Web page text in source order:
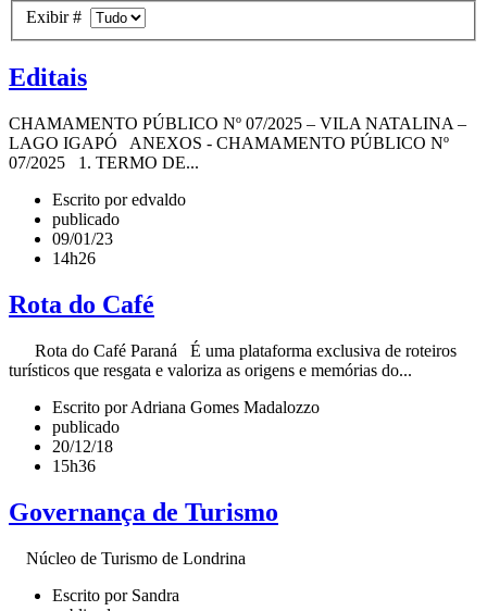
Exibir #
Editais
CHAMAMENTO PÚBLICO Nº 07/2025 – VILA NATALINA –
LAGO IGAPÓ ANEXOS - CHAMAMENTO PÚBLICO Nº
07/2025 1. TERMO DE...
Escrito por edvaldo
publicado
09/01/23
14h26
Rota do Café
Rota do Café Paraná É uma plataforma exclusiva de roteiros
turísticos que resgata e valoriza as origens e memórias do...
Escrito por Adriana Gomes Madalozzo
publicado
20/12/18
15h36
Governança de Turismo
Núcleo de Turismo de Londrina
Escrito por Sandra